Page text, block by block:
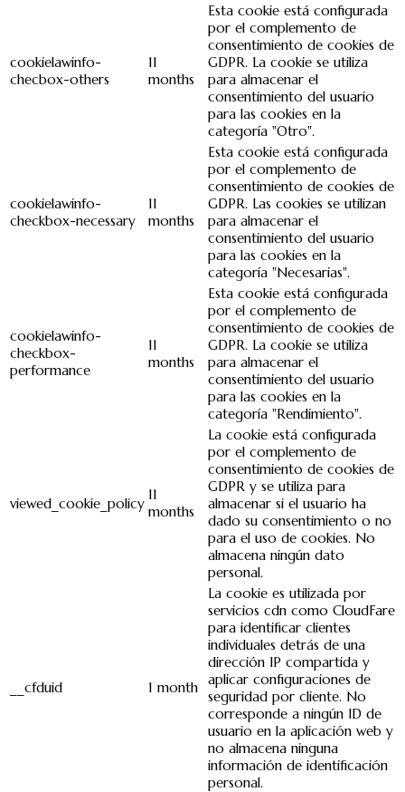
cookielawinfo-
checbox-others
11
months
Esta cookie está configurada
por el complemento de
consentimiento de cookies de
GDPR. La cookie se utiliza
para almacenar el
consentimiento del usuario
para las cookies en la
categoría "Otro".
cookielawinfo-
checkbox-necessary
11
months
Esta cookie está configurada
por el complemento de
consentimiento de cookies de
GDPR. Las cookies se utilizan
para almacenar el
consentimiento del usuario
para las cookies en la
categoría "Necesarias".
cookielawinfo-
checkbox-
performance
11
months
Esta cookie está configurada
por el complemento de
consentimiento de cookies de
GDPR. La cookie se utiliza
para almacenar el
consentimiento del usuario
para las cookies en la
categoría "Rendimiento".
viewed_cookie_policy
11
months
La cookie está configurada
por el complemento de
consentimiento de cookies de
GDPR y se utiliza para
almacenar si el usuario ha
dado su consentimiento o no
para el uso de cookies. No
almacena ningún dato
personal.
__cfduid 1 month
La cookie es utilizada por
servicios cdn como CloudFare
para identificar clientes
individuales detrás de una
dirección IP compartida y
aplicar configuraciones de
seguridad por cliente. No
corresponde a ningún ID de
usuario en la aplicación web y
no almacena ninguna
información de identificación
personal.